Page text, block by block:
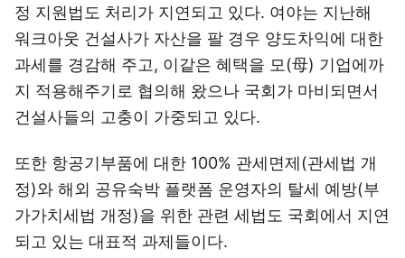
정 지원법도 처리가 지연되고 있다. 여야는 지난해
워크아웃 건설사가 자산을 팔 경우 양도차익에 대한
과세를 경감해 주고, 이같은 혜택을 모(母) 기업에까
지 적용해주기로 협의해 왔으나 국회가 마비되면서
건설사들의 고충이 가중되고 있다.
또한 항공기부품에 대한 100% 관세면제(관세법 개
정)와 해외 공유숙박 플랫폼 운영자의 탈세 예방(부
가가치세법 개정)을 위한 관련 세법도 국회에서 지연
되고 있는 대표적 과제들이다.